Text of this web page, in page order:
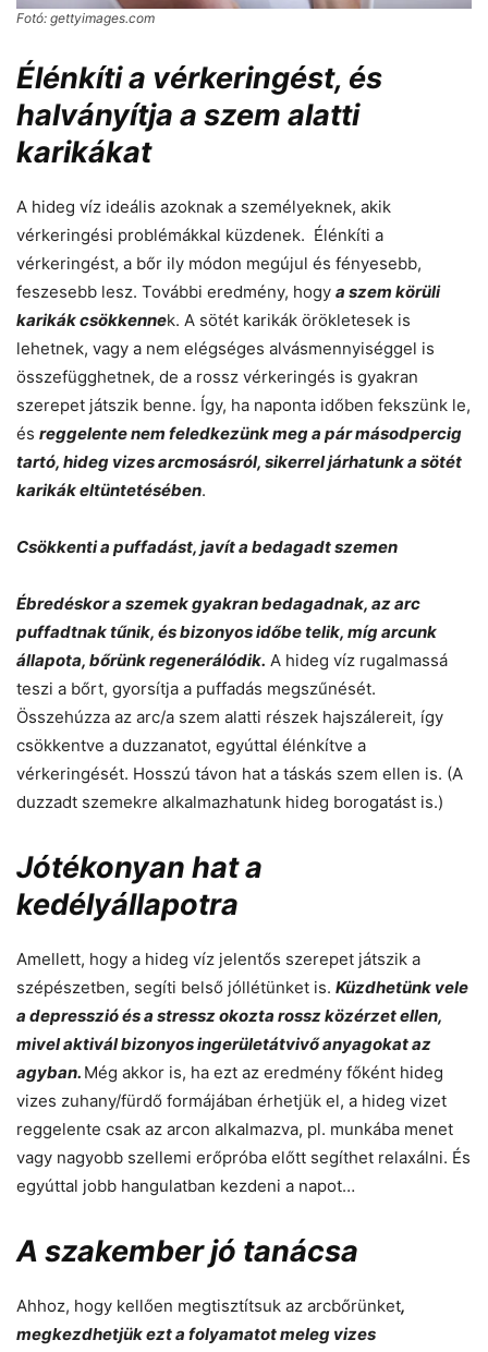
Fotó: gettyimages.com
Élénkíti a vérkeringést, és
halványítja a szem alatti
karikákat
A hideg víz ideális azoknak a személyeknek, akik
vérkeringési problémákkal küzdenek. Élénkíti a
vérkeringést, a bőr ily módon megújul és fényesebb,
feszesebb lesz. További eredmény, hogy a szem körüli
karikák csökkennek. A sötét karikák örökletesek is
lehetnek, vagy a nem elégséges alvásmennyiséggel is
összefügghetnek, de a rossz vérkeringés is gyakran
szerepet játszik benne. Így, ha naponta időben fekszünk le,
és reggelente nem feledkezünk meg a pár másodpercig
tartó, hideg vizes arcmosásról, sikerrel járhatunk a sötét
karikák eltüntetésében.
Csökkenti a puffadást, javít a bedagadt szemen
Ébredéskor a szemek gyakran bedagadnak, az arc
puffadtnak tűnik, és bizonyos időbe telik, míg arcunk
állapota, bőrünk regenerálódik. A hideg víz rugalmassá
teszi a bőrt, gyorsítja a puffadás megszűnését.
Összehúzza az arc/a szem alatti részek hajszálereit, így
csökkentve a duzzanatot, egyúttal élénkítve a
vérkeringését. Hosszú távon hat a táskás szem ellen is. (A
duzzadt szemekre alkalmazhatunk hideg borogatást is.)
Jótékonyan hat a
kedélyállapotra
Amellett, hogy a hideg víz jelentős szerepet játszik a
szépészetben, segíti belső jóllétünket is. Küzdhetünk vele
a depresszió és a stressz okozta rossz közérzet ellen,
mivel aktivál bizonyos ingerületátvivő anyagokat az
agyban. Még akkor is, ha ezt az eredmény főként hideg
vizes zuhany/fürdő formájában érhetjük el, a hideg vizet
reggelente csak az arcon alkalmazva, pl. munkába menet
vagy nagyobb szellemi erőpróba előtt segíthet relaxálni. És
egyúttal jobb hangulatban kezdeni a napot…
A szakember jó tanácsa
Ahhoz, hogy kellően megtisztítsuk az arcbőrünket,
megkezdhetjük ezt a folyamatot meleg vizes